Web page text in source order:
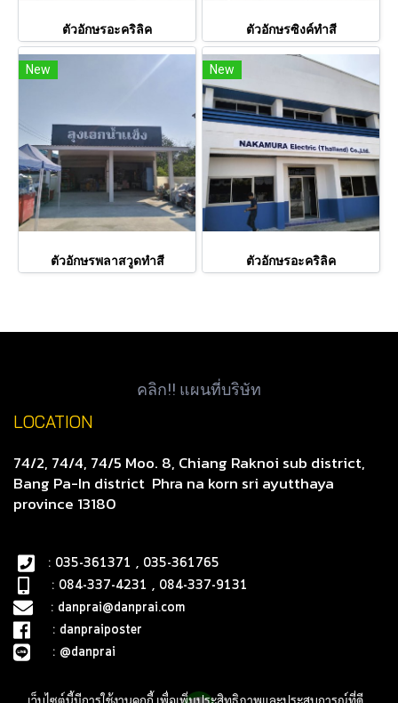
ตัวอักษรอะคริลิค ตัวอักษรซิงค์ทำสี
New
ตัวอักษรพลาสวูดทำสี
New
ตัวอักษรอะคริลิค
คลิก!! แผนที่บริษัท
LOCATION
74/2, 74/4, 74/5 Moo. 8, Chiang Raknoi sub district,
Bang Pa-In district Phra na korn sri ayutthaya
province 13180
: 035-361371 , 035-361765
: 084-337-4231 , 084-337-9131
: danprai@danprai.com
: danpraiposter
: @danprai